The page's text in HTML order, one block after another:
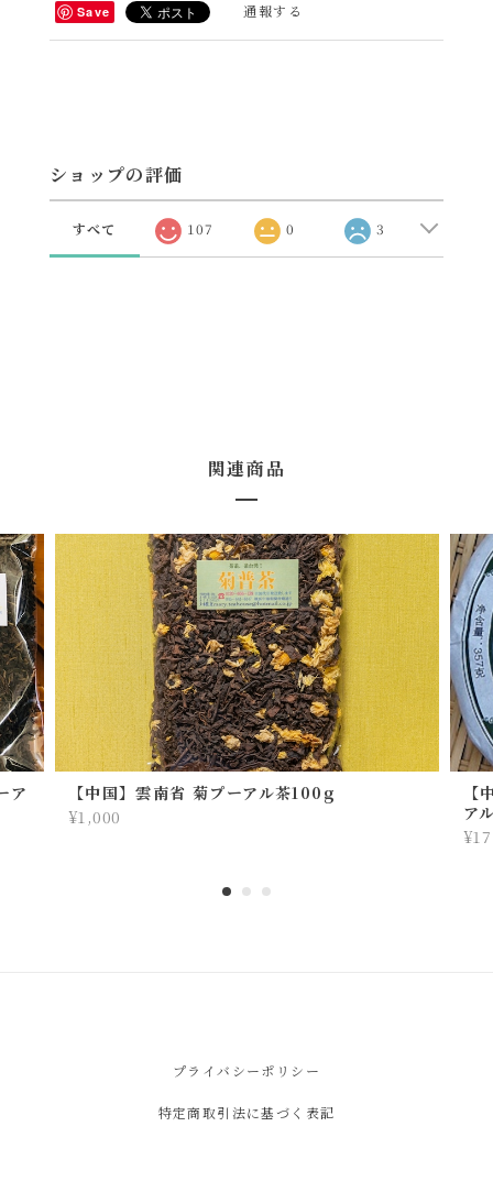
Save 通報する
ショップの評価
すべて 107 0 3
関連商品
ア
【中国】雲南省 菊プーアル茶100g
¥1,000
ア
プライバシーポリシー
特定商取引法に基づく表記